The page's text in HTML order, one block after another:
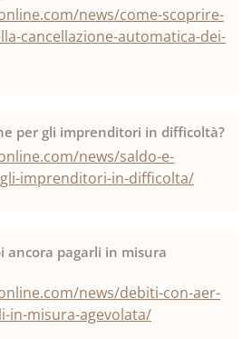
news/come-scoprire-
cancellazione-automatica-dei-
per gli imprenditori in difficoltà?
news/saldo-e-
imprenditori-in-difficolta/
ancora pagarli in misura
news/debiti-con-aer-
in-misura-agevolata/